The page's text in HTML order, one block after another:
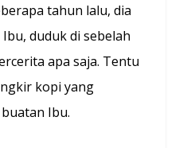
tahun lalu, dia
duduk di sebelah
apa saja. Tentu
kopi yang
Ibu.